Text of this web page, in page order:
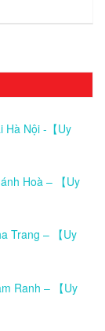
Hà Nội -【Uy
Hoà – 【Uy
Trang – 【Uy
Ranh – 【Uy